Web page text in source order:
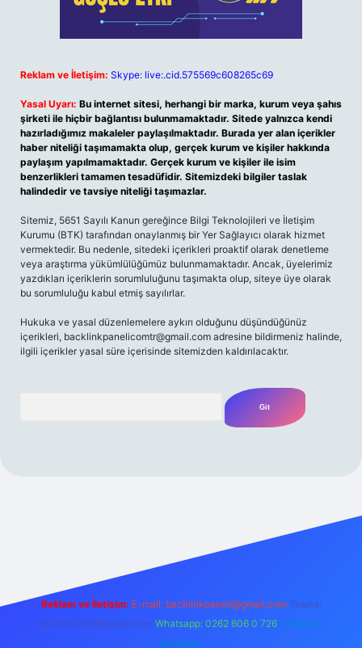
Reklam ve İletişim: Skype: live:.cid.575569c608265c69
Yasal Uyarı: Bu internet sitesi, herhangi bir marka, kurum veya şahıs
şirketi ile hiçbir bağlantısı bulunmamaktadır. Sitede yalnızca kendi
hazırladığımız makaleler paylaşılmaktadır. Burada yer alan içerikler
haber niteliği taşımamakta olup, gerçek kurum ve kişiler hakkında
paylaşım yapılmamaktadır. Gerçek kurum ve kişiler ile isim
benzerlikleri tamamen tesadüfidir. Sitemizdeki bilgiler taslak
halindedir ve tavsiye niteliği taşımazlar.
Sitemiz, 5651 Sayılı Kanun gereğince Bilgi Teknolojileri ve İletişim
Kurumu (BTK) tarafından onaylanmış bir Yer Sağlayıcı olarak hizmet
vermektedir. Bu nedenle, sitedeki içerikleri proaktif olarak denetleme
veya araştırma yükümlülüğümüz bulunmamaktadır. Ancak, üyelerimiz
yazdıkları içeriklerin sorumluluğunu taşımakta olup, siteye üye olarak
bu sorumluluğu kabul etmiş sayılırlar.
Hukuka ve yasal düzenlemelere aykırı olduğunu düşündüğünüz
içerikleri, backlinkpanelicomtr@gmail.com adresine bildirmeniz halinde,
ilgili içerikler yasal süre içerisinde sitemizden kaldırılacaktır.
m elexbet
Reklam ve İletişim: E-mail: backlinkpaneli@gmail.com Teams:
forumhizmeti@gmail.com Whatsapp: 0262 606 0 726 Telegram:
@karabul